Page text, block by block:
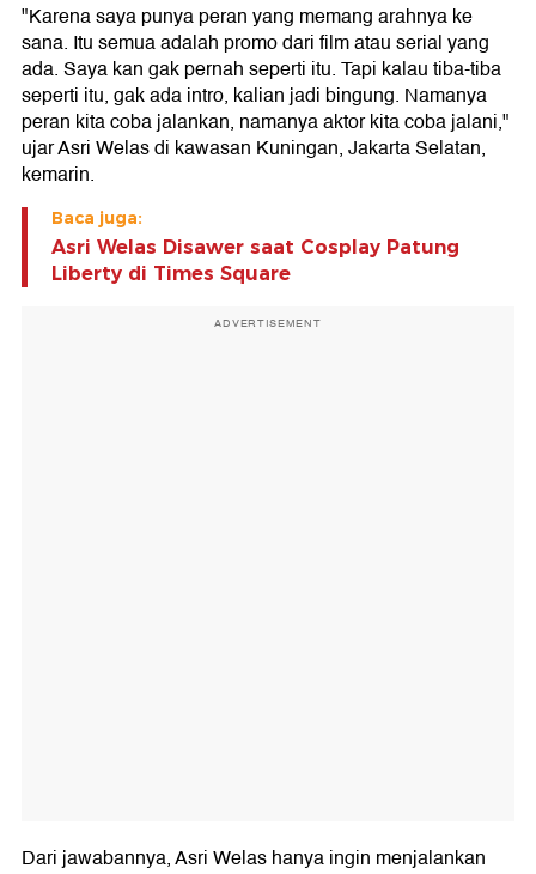
"Karena saya punya peran yang memang arahnya ke
sana. Itu semua adalah promo dari film atau serial yang
ada. Saya kan gak pernah seperti itu. Tapi kalau tiba-tiba
seperti itu, gak ada intro, kalian jadi bingung. Namanya
peran kita coba jalankan, namanya aktor kita coba jalani,"
ujar Asri Welas di kawasan Kuningan, Jakarta Selatan,
kemarin.
Baca juga:
Asri Welas Disawer saat Cosplay Patung
Liberty di Times Square
ADVERTISEMENT
Dari jawabannya, Asri Welas hanya ingin menjalankan